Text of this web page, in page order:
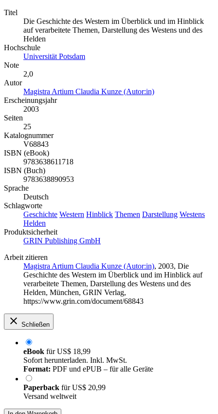
Titel
Die Geschichte des Western im Überblick und im Hinblick
auf verarbeitete Themen, Darstellung des Westens und des
Helden
Hochschule
Universität Potsdam
Note
2,0
Autor
Magistra Artium Claudia Kunze (Autor:in)
Erscheinungsjahr
2003
Seiten
25
Katalognummer
V68843
ISBN (eBook)
9783638611718
ISBN (Buch)
9783638890953
Sprache
Deutsch
Schlagworte
Geschichte Western Hinblick Themen Darstellung Westens
Helden
Produktsicherheit
GRIN Publishing GmbH
Arbeit zitieren
Magistra Artium Claudia Kunze (Autor:in), 2003, Die
Geschichte des Western im Überblick und im Hinblick auf
verarbeitete Themen, Darstellung des Westens und des
Helden, München, GRIN Verlag,
https://www.grin.com/document/68843
Schließen
eBook fürUS$ 18,99
Sofort herunterladen. Inkl. MwSt.
Format: PDF und ePUB – für alle Geräte
Paperback fürUS$ 20,99
Versand weltweit